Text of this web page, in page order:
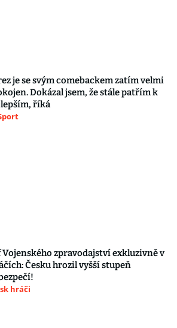
je se svým comebackem zatím velmi
Dokázal jsem, že stále patřím k
říká
Vojenského zpravodajství exkluzivně v
Česku hrozil vyšší stupeň
hráči